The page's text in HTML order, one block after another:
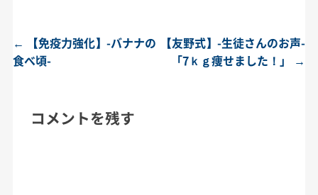
投稿ナビゲーション
←
【免疫力強化】-バナナの
食べ頃-
【友野式】-生徒さんのお声-
「7ｋｇ痩せました！」
→
コメントを残す